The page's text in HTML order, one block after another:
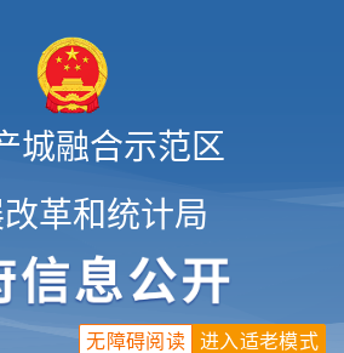
城融合示范区
革和统计局
进入适老模式
无障碍阅读